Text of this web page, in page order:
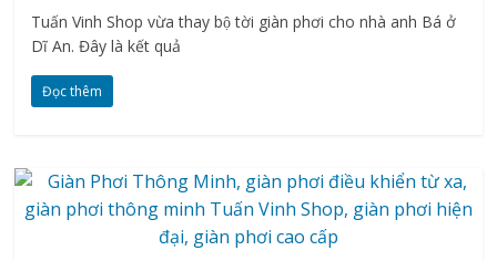
Tuấn Vinh Shop vừa thay bộ tời giàn phơi cho nhà anh Bá ở
Dĩ An. Đây là kết quả
Đọc thêm